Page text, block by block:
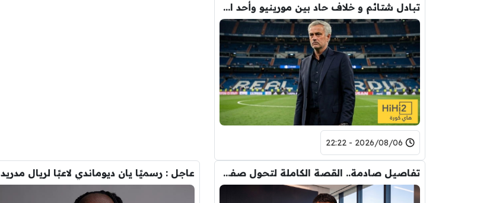
تبادل شتائم و خلاف حاد بين مورينيو وأحد افراد ادارة ريال مدريد بعد انهيار صفقة رودري
2026/08/06 - 22:22
تفاصيل صادمة.. القصة الكاملة لتحول صفقة رودري من ريال مدريد الى برشلونة عاجل : رسميًا يان ديوماندي لاعبًا لريال مدريد